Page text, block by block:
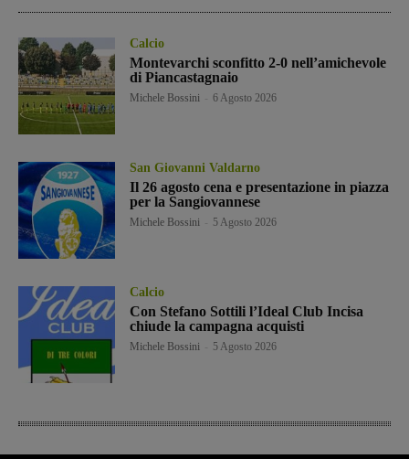
Calcio
Montevarchi sconfitto 2-0 nell’amichevole
di Piancastagnaio
Michele Bossini 6 Agosto 2026
San Giovanni Valdarno
Il 26 agosto cena e presentazione in piazza
per la Sangiovannese
Michele Bossini 5 Agosto 2026
Calcio
Con Stefano Sottili l’Ideal Club Incisa
chiude la campagna acquisti
Michele Bossini 5 Agosto 2026